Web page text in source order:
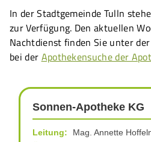
In der Stadtgemeinde Tulln
zur Verfügung. Den aktuellen
Nachtdienst finden Sie unter der
bei der Apothekensuche der
Sonnen-Apotheke KG
Leitung:
Mag. Annette